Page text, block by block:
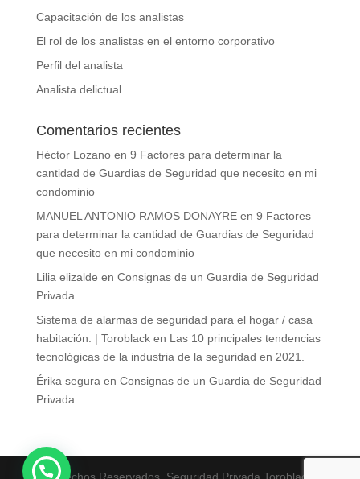
Capacitación de los analistas
El rol de los analistas en el entorno corporativo
Perfil del analista
Analista delictual.
Comentarios recientes
Héctor Lozanoen 9 Factores para determinar la
cantidad de Guardias de Seguridad que necesito en mi
condominio
MANUEL ANTONIO RAMOS DONAYREen 9 Factores
para determinar la cantidad de Guardias de Seguridad
que necesito en mi condominio
Lilia elizalde en Consignas de un Guardia de Seguridad
Privada
Sistema de alarmas de seguridad para el hogar / casa
habitación. | Toroblacken Las 10 principales tendencias
tecnológicas de la industria de la seguridad en 2021.
Érika segura en Consignas de un Guardia de Seguridad
Privada
Derechos Reservados. Seguridad Privada Toroblack